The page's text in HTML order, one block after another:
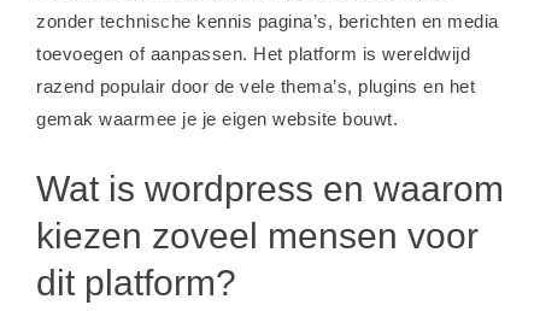
zonder technische kennis pagina’s, berichten en media
toevoegen of aanpassen. Het platform is wereldwijd
razend populair door de vele thema’s, plugins en het
gemak waarmee je je eigen website bouwt.
Wat is wordpress en waarom
kiezen zoveel mensen voor
dit platform?